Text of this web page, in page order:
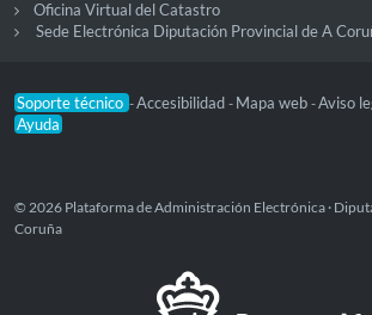
Oficina Virtual del Catastro
Sede Electrónica Diputación Provincial de A
Soporte técnico -Accesibilidad - Mapa web -Aviso
Ayuda
© 2026 Plataforma de Administración Electrónica ·
Coruña